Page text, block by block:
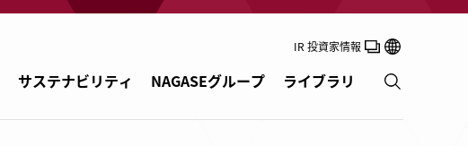
IR 投資家情報
サステナビリティ NAGASEグループ ライブラリ